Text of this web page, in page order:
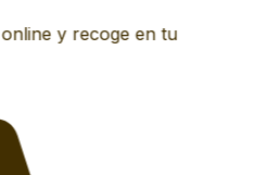
y recoge en tu